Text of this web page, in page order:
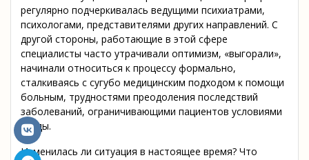
регулярно подчеркивалась ведущими психиатрами,
психологами, представителями других направлений. С
другой стороны, работающие в этой сфере
специалисты часто утрачивали оптимизм, «выгорали»,
начинали относиться к процессу формально,
сталкиваясь с сугубо медицинским подходом к помощи
больным, трудностями преодоления последствий
заболеваний, ограничивающими пациентов условиями
среды.
Изменилась ли ситуация в настоящее время? Что